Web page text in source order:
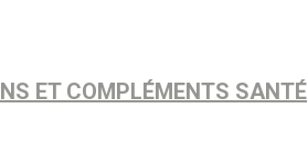
ET COMPLÉMENTS SANTÉ